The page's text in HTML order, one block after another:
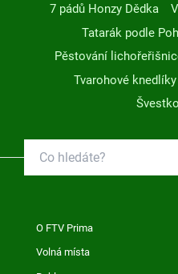
7 pádů Honzy Dědka
Tatarák podle
Pěstování
Tvarohové knedlíky
O FTV Prima
Volná místa